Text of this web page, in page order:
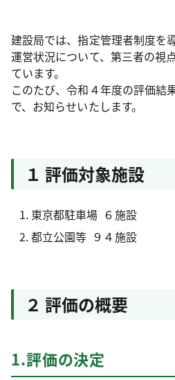
建設局では、指定管理者制度を
運営状況について、第三者の視
ています。
このたび、令和４年度の評価結
で、お知らせいたします。
１ 評価対象施設
東京都駐車場 ６施設
都立公園等 ９４施設
２ 評価の概要
1.評価の決定